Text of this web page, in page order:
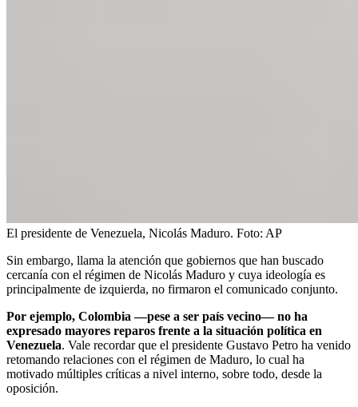
El presidente de Venezuela, Nicolás Maduro. Foto: AP
Sin embargo, llama la atención que gobiernos que han buscado
cercanía con el régimen de Nicolás Maduro y cuya ideología es
principalmente de izquierda, no firmaron el comunicado conjunto.
Por ejemplo, Colombia —pese a ser país vecino— no ha
expresado mayores reparos frente a la situación política en
Venezuela. Vale recordar que el presidente Gustavo Petro ha venido
retomando relaciones con el régimen de Maduro, lo cual ha
motivado múltiples críticas a nivel interno, sobre todo, desde la
oposición.